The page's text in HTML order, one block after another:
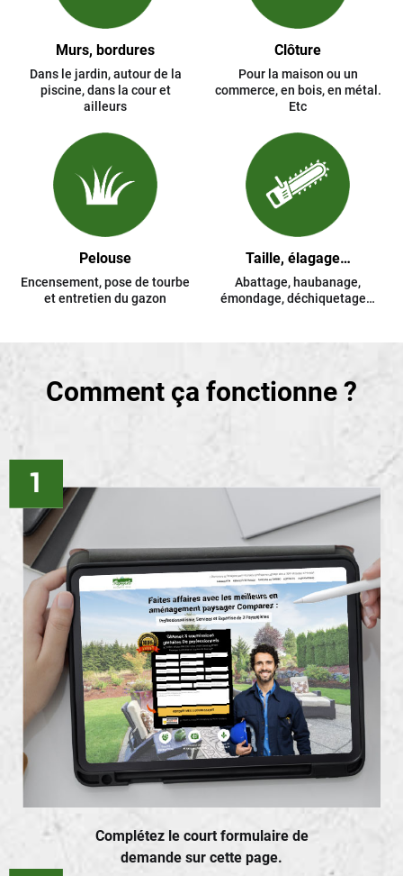
Murs, bordures
Dans le jardin, autour de la
piscine, dans la cour et
ailleurs
Clôture
Pour la maison ou un
commerce, en bois, en métal.
Etc
Pelouse
Encensement, pose de tourbe
et entretien du gazon
Taille, élagage…
Abattage, haubanage,
émondage, déchiquetage…
Comment ça fonctionne ?
Complétez le court formulaire de
demande sur cette page.